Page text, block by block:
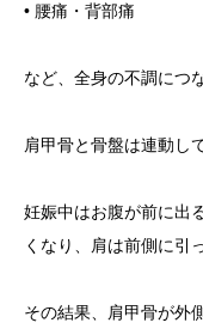
• 腰痛・背部痛
など、全身の不調につ
肩甲骨と骨盤は連動し
妊娠中はお腹が前に出
くなり、肩は前側に引
その結果、肩甲骨が外